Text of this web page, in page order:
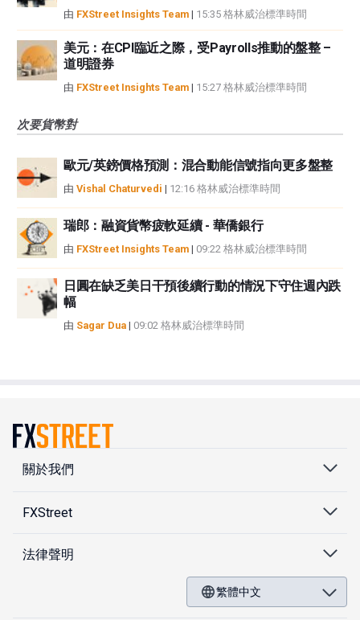
由 FXStreet Insights Team | 15:35 格林威治標準時間
美元：在CPI臨近之際，受Payrolls推動的盤整 –
道明證券
由 FXStreet Insights Team | 15:27 格林威治標準時間
次要貨幣對
歐元/英鎊價格預測：混合動能信號指向更多盤整
由 Vishal Chaturvedi | 12:16 格林威治標準時間
瑞郎：融資貨幣疲軟延續 - 華僑銀行
由 FXStreet Insights Team | 09:22 格林威治標準時間
日圓在缺乏美日干預後續行動的情況下守住週內跌
幅
由 Sagar Dua | 09:02 格林威治標準時間
關於我們
FXStreet
法律聲明
繁體中文